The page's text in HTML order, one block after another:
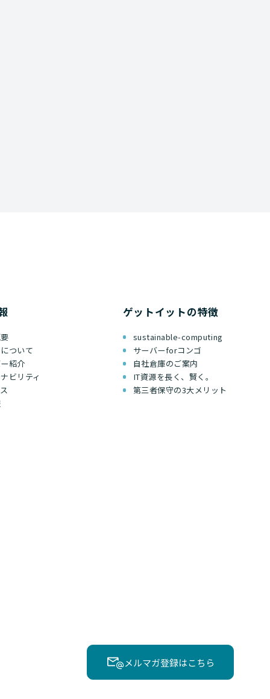
ついて
紹介
ビリティ
ゲットイットの特徴
sustainable-computing
サーバーforコンゴ
自社倉庫のご案内
IT資源を長く、賢く。
第三者保守の3大メリット
メルマガ登録はこちら